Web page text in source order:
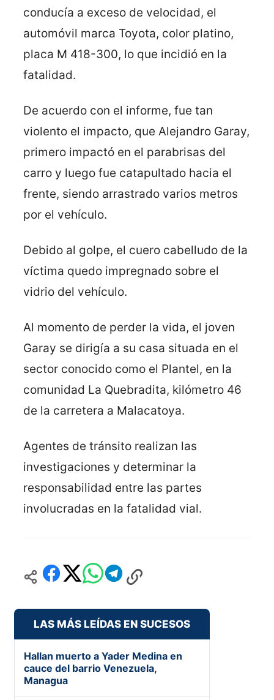
conducía a exceso de velocidad, el
automóvil marca Toyota, color platino,
placa M 418-300, lo que incidió en la
fatalidad.
De acuerdo con el informe, fue tan
violento el impacto, que Alejandro Garay,
primero impactó en el parabrisas del
carro y luego fue catapultado hacia el
frente, siendo arrastrado varios metros
por el vehículo.
Debido al golpe, el cuero cabelludo de la
víctima quedo impregnado sobre el
vidrio del vehículo.
Al momento de perder la vida, el joven
Garay se dirigía a su casa situada en el
sector conocido como el Plantel, en la
comunidad La Quebradita, kilómetro 46
de la carretera a Malacatoya.
Agentes de tránsito realizan las
investigaciones y determinar la
responsabilidad entre las partes
involucradas en la fatalidad vial.
LAS MÁS LEÍDAS EN SUCESOS
Hallan muerto a Yader Medina en
cauce del barrio Venezuela,
Managua